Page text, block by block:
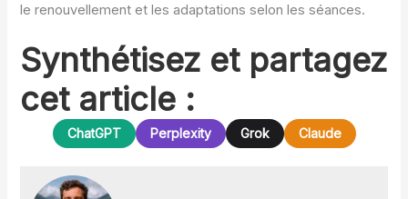
le renouvellement et les adaptations selon les séances.
Synthétisez et partagez
cet article :
ChatGPT Perplexity Grok Claude